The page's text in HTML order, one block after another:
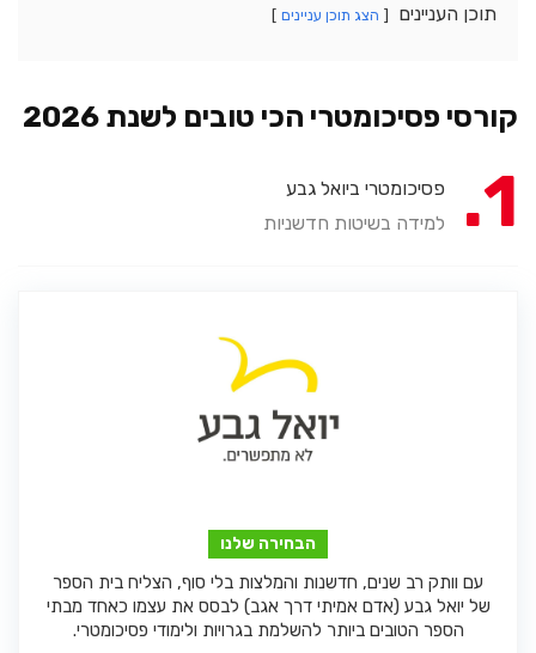
תוכן העניינים הצג תוכן עניינים
קורסי פסיכומטרי הכי טובים לשנת 2026
1
פסיכומטרי ביואל גבע
למידה בשיטות חדשניות
הבחירה שלנו
עם וותק רב שנים, חדשנות והמלצות בלי סוף, הצליח בית הספר
של יואל גבע (אדם אמיתי דרך אגב) לבסס את עצמו כאחד מבתי
הספר הטובים ביותר להשלמת בגרויות ולימודי פסיכומטרי.